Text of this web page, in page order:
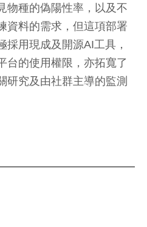
物種的偽陽性率，以及不
資料的需求，但這項部署
採用現成及開源AI工具，
台的使用權限，亦拓寬了
研究及由社群主導的監測